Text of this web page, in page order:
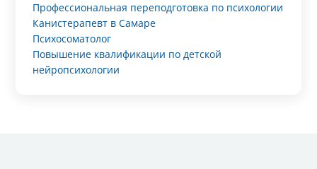
Профессиональная переподготовка по психологии
Канистерапевт в Самаре
Психосоматолог
Повышение квалификации по детской
нейропсихологии